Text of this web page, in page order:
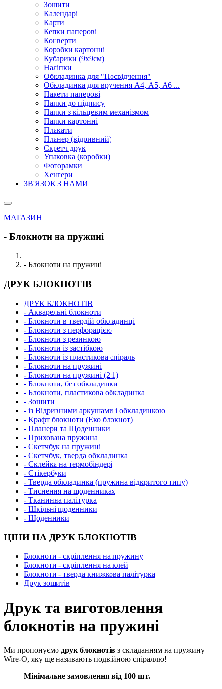
Зошити
Календарі
Карти
Кепки паперові
Конверти
Коробки картонні
Кубарики (9х9см)
Наліпки
Обкладинка для "Посвідчення"
Обкладинка для вручення А4, А5, А6 ...
Пакети паперові
Папки до підпису
Папки з кільцевим механізмом
Папки картонні
Плакати
Планер (відривний)
Скретч друк
Упаковка (коробки)
Фоторамки
Хенгери
ЗВ'ЯЗОК З НАМИ
МАГАЗИН
- Блокноти на пружині
- Блокноти на пружині
ДРУК БЛОКНОТІВ
ДРУК БЛОКНОТІВ
- Акварельні блокноти
- Блокноти в твердій обкладинці
- Блокноти з перфорацією
- Блокноти з резинкою
- Блокноти із застібкою
- Блокноти із пластикова спіраль
- Блокноти на пружині
- Блокноти на пружині (2:1)
- Блокноти, без обкладинки
- Блокноти, пластикова обкладинка
- Зошити
- із Відривними аркушами і обкладинкою
- Крафт блокноти (Еко блокнот)
- Планери та Щоденники
- Прихована пружина
- Скетчбук на пружині
- Скетчбук, тверда обкладинка
- Склейка на термобіндері
- Стікербуки
- Тверда обкладинка (пружина відкритого типу)
- Тиснення на щоденниках
- Тканинна палітурка
- Шкільні щоденники
- Щоденники
ЦІНИ НА ДРУК БЛОКНОТІВ
Блокноти - скріплення на пружину
Блокноти - скріплення на клей
Блокноти - тверда книжкова палітурка
Друк зошитів
Друк та виготовлення
блокнотів на пружині
Ми пропонуємо друк блокнотів з складанням на пружину
Wire-O, яку ще називають подвійною спіраллю!
Мінімальне замовлення від 100 шт.